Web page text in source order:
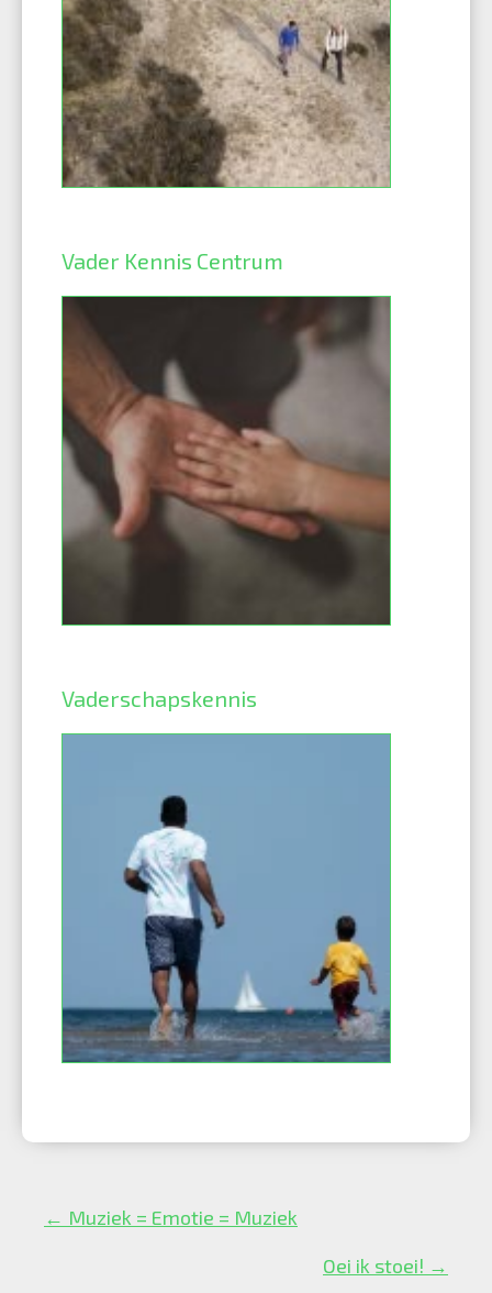
Vader Kennis Centrum
Vaderschapskennis
Posts
← Muziek = Emotie = Muziek
Oei ik stoei! →